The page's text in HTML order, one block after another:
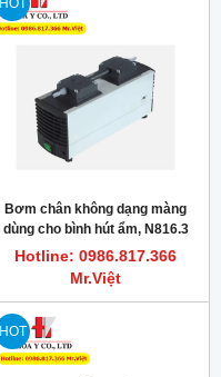
HOT
Bơm chân không dạng màng
dùng cho bình hút ẩm, N816.3
KT.18 20mbar
Hotline: 0986.817.366
Mr.Việt
HOT